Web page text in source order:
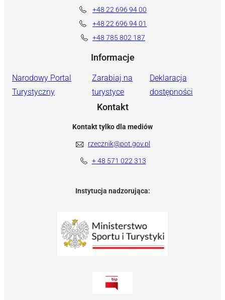
+48 22 696 94 00
+48 22 696 94 01
+48 785 802 187
Informacje
Narodowy Portal
Turystyczny
Zarabiaj na
turystyce
Deklaracja
dostępności
Kontakt
Kontakt tylko dla mediów
rzecznik@pot.gov.pl
+ 48 571 022 313
Instytucja nadzorująca: